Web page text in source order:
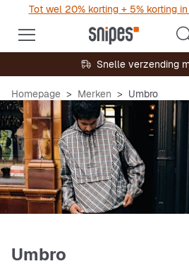
Tot wel 20% korting + 5% korting
Snelle verzending
Homepage Merken Umbro
Umbro